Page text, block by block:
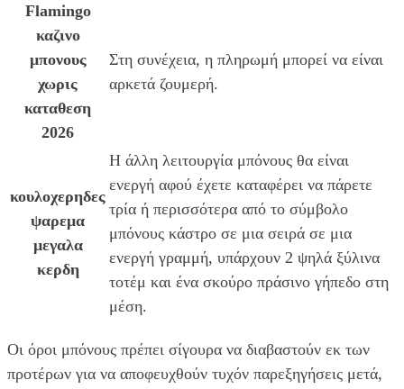
Flamingo
καζινο
μπονους
χωρις
καταθεση
2026
Στη συνέχεια, η πληρωμή μπορεί να είναι
αρκετά ζουμερή.
κουλοχερηδες
ψαρεμα
μεγαλα
κερδη
Η άλλη λειτουργία μπόνους θα είναι
ενεργή αφού έχετε καταφέρει να πάρετε
τρία ή περισσότερα από το σύμβολο
μπόνους κάστρο σε μια σειρά σε μια
ενεργή γραμμή, υπάρχουν 2 ψηλά ξύλινα
τοτέμ και ένα σκούρο πράσινο γήπεδο στη
μέση.
Οι όροι μπόνους πρέπει σίγουρα να διαβαστούν εκ των
προτέρων για να αποφευχθούν τυχόν παρεξηγήσεις μετά,